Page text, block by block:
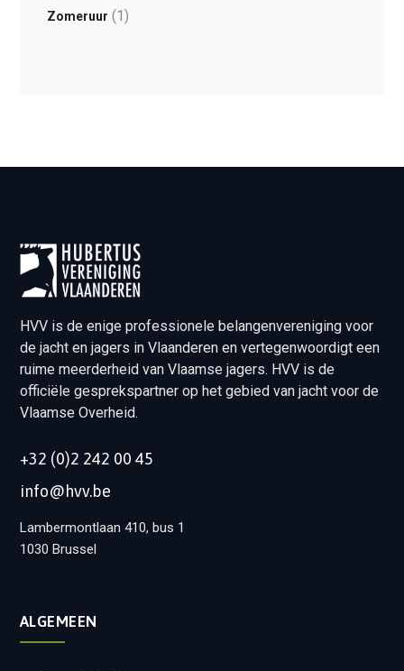
Zomeruur (1)
HVV is de enige professionele belangenvereniging voor
de jacht en jagers in Vlaanderen en vertegenwoordigt een
ruime meerderheid van Vlaamse jagers. HVV is de
officiële gesprekspartner op het gebied van jacht voor de
Vlaamse Overheid.
+32 (0)2 242 00 45
info@hvv.be
Lambermontlaan 410, bus 1
1030 Brussel
ALGEMEEN